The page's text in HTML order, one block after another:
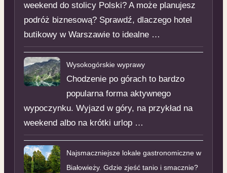
weekend do stolicy Polski? A może planujesz
podróż biznesową? Sprawdź, dlaczego hotel
butikowy w Warszawie to idealne …
Wysokogórskie wyprawy
Chodzenie po górach to bardzo
popularna forma aktywnego
wypoczynku. Wyjazd w góry, na przykład na
weekend albo na krótki urlop …
Najsmaczniejsze lokale gastronomiczne w
Białowieży. Gdzie zjeść tanio i smacznie?